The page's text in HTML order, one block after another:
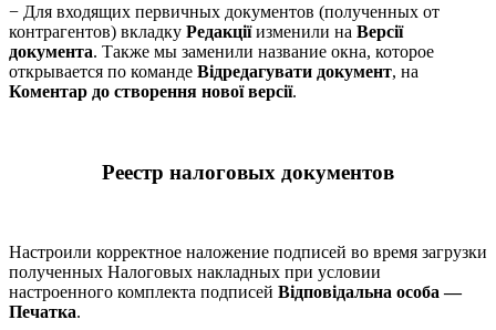
− Для входящих первичных документов (полученных от
контрагентов) вкладку Редакціїизменили на Версії
документа. Также мы заменили название окна, которое
открывается по команде Відредагувати документ, на
Коментар до створення нової версії.
Реестр налоговых документов
Настроили корректное наложение подписей во время загрузки
полученных Налоговых накладных при условии
настроенного комплекта подписей Відповідальна особа —
Печатка.